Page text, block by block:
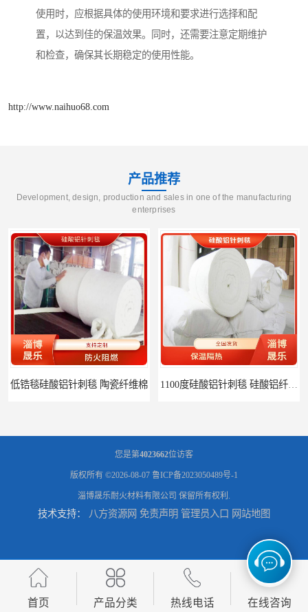
使用时，应根据具体的使用环境和要求进行选择和配
置，以达到佳的保温效果。同时，还需要注意定期维护
和检查，确保其长期稳定的使用性能。
http://www.naihuo68.com
产品推荐
Development, design, production and sales in one of the manufacturing
enterprises
低锆毯硅酸铝针刺毯 陶瓷纤维棉
1000度硅酸铝纤维棉 硅酸铝保温棉 硅酸铝针刺毯 陶瓷纤维毯
您是第4023662位访客
版权所有 ©2026-08-07 鲁ICP备2023050489号-1
淄博晟乐耐火材料有限公司 保留所有权利.
技术支持： 八方资源网 免责声明 管理员入口 网站地图
首页 产品分类 热线电话 在线咨询